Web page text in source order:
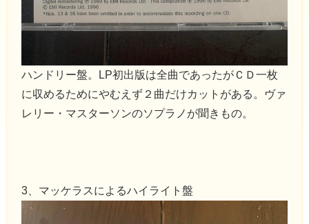
ハンドリー盤。LP初出版は全曲であったがＣＤ一枚
に収めるためにやむえず２曲だけカットがある。ヴァ
レリー・マスターソンのソプラノが聞きもの。
3、マッケラスによるハイライト盤